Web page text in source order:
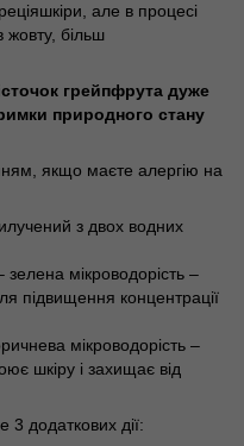
шкіри, але в процесі
жовту, більш
грейпфрута дуже
природного стану
, якщо маєте алергію на
з двох водних
зелена мікроводорість –
підвищення концентрації
мікроводорість –
шкіру і захищає від
3 додаткових дії: